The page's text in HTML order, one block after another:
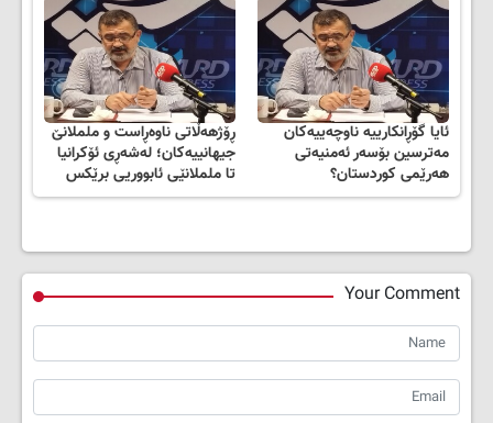
ئایا گۆڕانکارییە ناوچەییەکان
مەترسین بۆسەر ئەمنیەتی
هەرێمی کوردستان؟
ڕۆژهەڵاتی ناوەڕاست و ململانێ
جیهانییەکان؛ لەشەڕی ئۆکرانیا
تا ململانێی ئابووریی برێکس
Your Comment